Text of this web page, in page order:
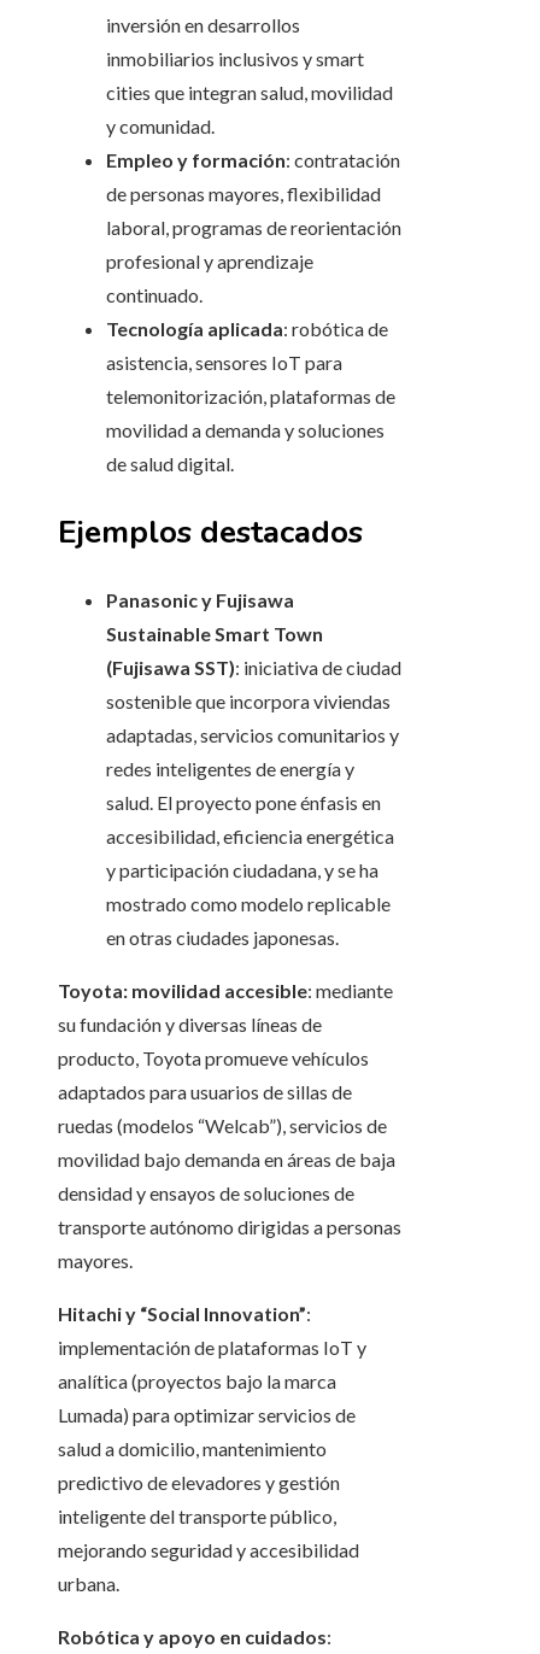
inversión en desarrollos
inmobiliarios inclusivos y smart
cities que integran salud, movilidad
y comunidad.
Empleo y formación: contratación
de personas mayores, flexibilidad
laboral, programas de reorientación
profesional y aprendizaje
continuado.
Tecnología aplicada: robótica de
asistencia, sensores IoT para
telemonitorización, plataformas de
movilidad a demanda y soluciones
de salud digital.
Ejemplos destacados
Panasonic y Fujisawa
Sustainable Smart Town
(Fujisawa SST): iniciativa de ciudad
sostenible que incorpora viviendas
adaptadas, servicios comunitarios y
redes inteligentes de energía y
salud. El proyecto pone énfasis en
accesibilidad, eficiencia energética
y participación ciudadana, y se ha
mostrado como modelo replicable
en otras ciudades japonesas.
Toyota: movilidad accesible: mediante
su fundación y diversas líneas de
producto, Toyota promueve vehículos
adaptados para usuarios de sillas de
ruedas (modelos “Welcab”), servicios de
movilidad bajo demanda en áreas de baja
densidad y ensayos de soluciones de
transporte autónomo dirigidas a personas
mayores.
Hitachi y “Social Innovation”:
implementación de plataformas IoT y
analítica (proyectos bajo la marca
Lumada) para optimizar servicios de
salud a domicilio, mantenimiento
predictivo de elevadores y gestión
inteligente del transporte público,
mejorando seguridad y accesibilidad
urbana.
Robótica y apoyo en cuidados: